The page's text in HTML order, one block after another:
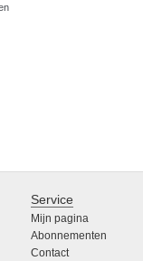
Service
Mijn pagina
Abonnementen
Contact